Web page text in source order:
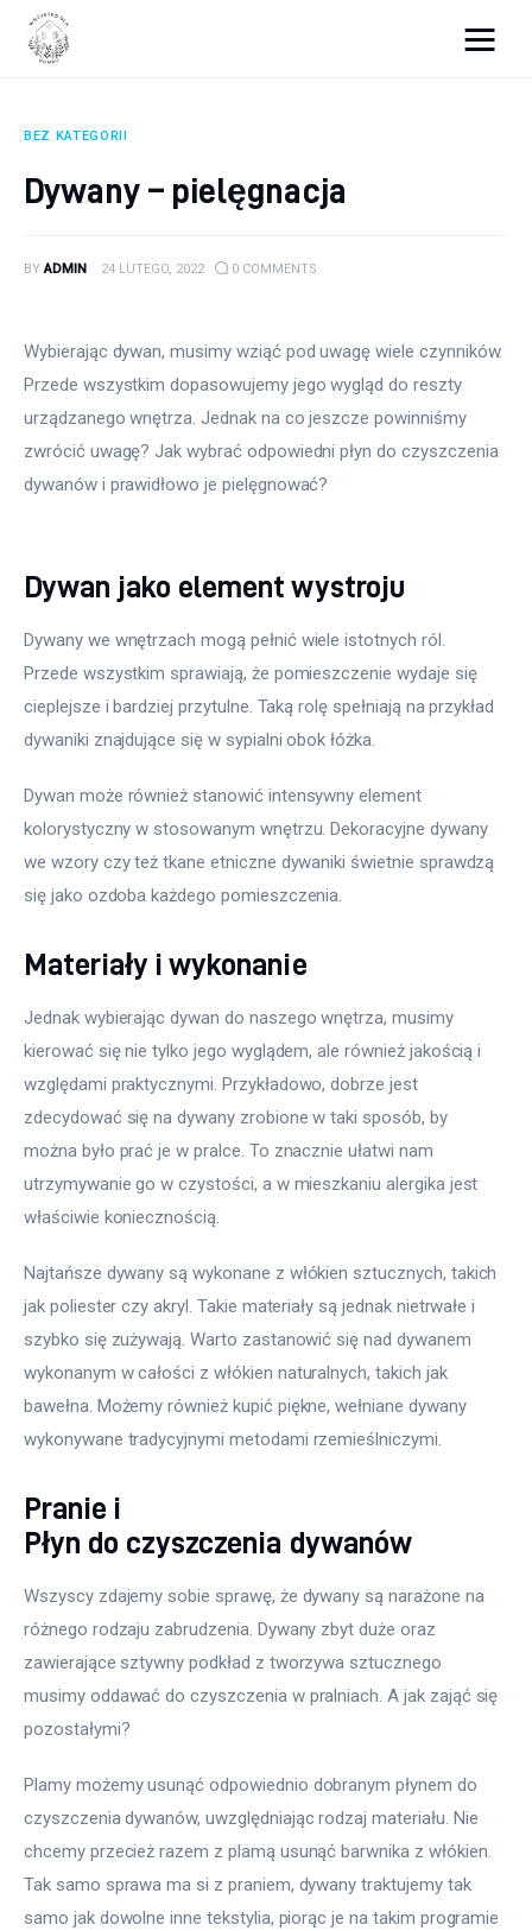
Porady budowlane
BEZ KATEGORII
Dywany – pielęgnacja
BY ADMIN 24 LUTEGO, 2022 0 COMMENTS
Wybierając dywan, musimy wziąć pod uwagę wiele czynników.
Przede wszystkim dopasowujemy jego wygląd do reszty
urządzanego wnętrza. Jednak na co jeszcze powinniśmy
zwrócić uwagę? Jak wybrać odpowiedni płyn do czyszczenia
dywanów i prawidłowo je pielęgnować?
Dywan jako element wystroju
Dywany we wnętrzach mogą pełnić wiele istotnych ról.
Przede wszystkim sprawiają, że pomieszczenie wydaje się
cieplejsze i bardziej przytulne. Taką rolę spełniają na przykład
dywaniki znajdujące się w sypialni obok łóżka.
Dywan może również stanowić intensywny element
kolorystyczny w stosowanym wnętrzu. Dekoracyjne dywany
we wzory czy też tkane etniczne dywaniki świetnie sprawdzą
się jako ozdoba każdego pomieszczenia.
Materiały i wykonanie
Jednak wybierając dywan do naszego wnętrza, musimy
kierować się nie tylko jego wyglądem, ale również jakością i
względami praktycznymi. Przykładowo, dobrze jest
zdecydować się na dywany zrobione w taki sposób, by
można było prać je w pralce. To znacznie ułatwi nam
utrzymywanie go w czystości, a w mieszkaniu alergika jest
właściwie koniecznością.
Najtańsze dywany są wykonane z włókien sztucznych, takich
jak poliester czy akryl. Takie materiały są jednak nietrwałe i
szybko się zużywają. Warto zastanowić się nad dywanem
wykonanym w całości z włókien naturalnych, takich jak
bawełna. Możemy również kupić piękne, wełniane dywany
wykonywane tradycyjnymi metodami rzemieślniczymi.
Pranie i
Płyn do czyszczenia dywanów
Wszyscy zdajemy sobie sprawę, że dywany są narażone na
różnego rodzaju zabrudzenia. Dywany zbyt duże oraz
zawierające sztywny podkład z tworzywa sztucznego
musimy oddawać do czyszczenia w pralniach. A jak zająć się
pozostałymi?
Plamy możemy usunąć odpowiednio dobranym płynem do
czyszczenia dywanów, uwzględniając rodzaj materiału. Nie
chcemy przecież razem z plamą usunąć barwnika z włókien.
Tak samo sprawa ma si z praniem, dywany traktujemy tak
samo jak dowolne inne tekstylia, piorąc je na takim programie